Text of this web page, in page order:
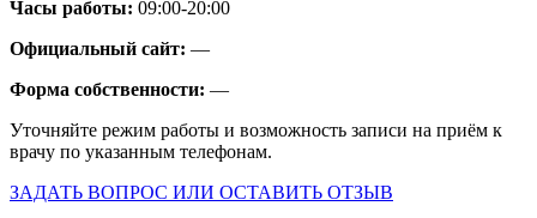
Часы работы: 09:00-20:00
Официальный сайт: —
Форма собственности: —
Уточняйте режим работы и возможность записи на приём к
врачу по указанным телефонам.
ЗАДАТЬ ВОПРОС ИЛИ ОСТАВИТЬ ОТЗЫВ